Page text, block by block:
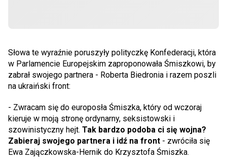
Słowa te wyraźnie poruszyły polityczkę Konfederacji, która
w Parlamencie Europejskim zaproponowała Śmiszkowi, by
zabrał swojego partnera - Roberta Biedronia i razem poszli
na ukraiński front:
- Zwracam się do europosła Śmiszka, który od wczoraj
kieruje w moją stronę ordynarny, seksistowski i
szowinistyczny hejt. Tak bardzo podoba ci się wojna?
Zabieraj swojego partnera i idź na front - zwróciła się
Ewa Zajączkowska-Hernik do Krzysztofa Śmiszka.